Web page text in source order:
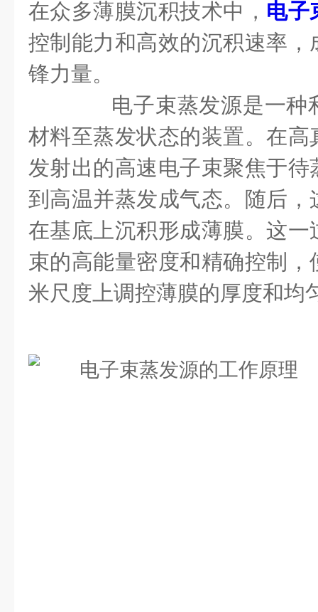
在众多薄膜沉积技术中， 电子
控制能力和高效的沉积速率
锋力量。
电子束蒸发源是一种
材料至蒸发状态的装置。在
发射出的高速电子束聚焦于
到高温并蒸发成气态。随后
在基底上沉积形成薄膜。这
束的高能量密度和精确控制
米尺度上调控薄膜的厚度和均